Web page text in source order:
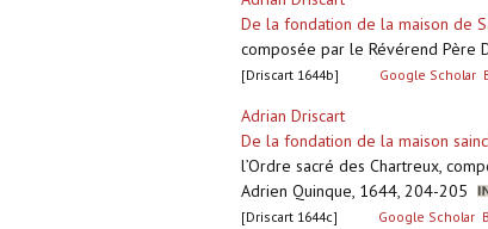
De la fondation de la maison de
composée par le Révérend Père
[Driscart 1644b] Google Scholar
Adrian Driscart
De la fondation de la maison
l’Ordre sacré des Chartreux,
Adrien Quinque, 1644, 204-205
[Driscart 1644c] Google Scholar